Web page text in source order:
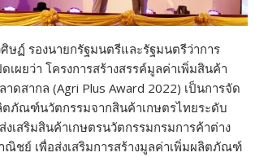
ฏ์ รองนายกรัฐมนตรีและรัฐมนตรีว่าการ
เผยว่า โครงการสร้างสรรค์มูลค่าเพิ่มสินค้า
ดสากล (Agri Plus Award 2022) เป็นการจัด
ตภัณฑ์นวัตกรรมจากสินค้าเกษตรไทยระดับ
เสริมสินค้าเกษตรนวัตกรรมกรมการค้าต่าง
ณิชย์ เพื่อส่งเสริมการสร้างมูลค่าเพิ่มผลิตภัณฑ์